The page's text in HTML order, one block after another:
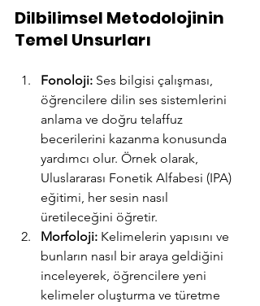
Dilbilimsel Metodolojinin
Temel Unsurları
Fonoloji: Ses bilgisi çalışması,
öğrencilere dilin ses sistemlerini
anlama ve doğru telaffuz
becerilerini kazanma konusunda
yardımcı olur. Örnek olarak,
Uluslararası Fonetik Alfabesi (IPA)
eğitimi, her sesin nasıl
üretileceğini öğretir.
Morfoloji: Kelimelerin yapısını ve
bunların nasıl bir araya geldiğini
inceleyerek, öğrencilere yeni
kelimeler oluşturma ve türetme